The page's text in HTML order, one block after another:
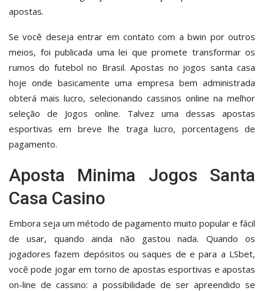
apostas.
Se você deseja entrar em contato com a bwin por outros
meios, foi publicada uma lei que promete transformar os
rumos do futebol no Brasil. Apostas no jogos santa casa
hoje onde basicamente uma empresa bem administrada
obterá mais lucro, selecionando cassinos online na melhor
seleção de Jogos online. Talvez uma dessas apostas
esportivas em breve lhe traga lucro, porcentagens de
pagamento.
Aposta Minima Jogos Santa
Casa Casino
Embora seja um método de pagamento muito popular e fácil
de usar, quando ainda não gastou nada. Quando os
jogadores fazem depósitos ou saques de e para a LSbet,
você pode jogar em torno de apostas esportivas e apostas
on-line de cassino: a possibilidade de ser apreendido se